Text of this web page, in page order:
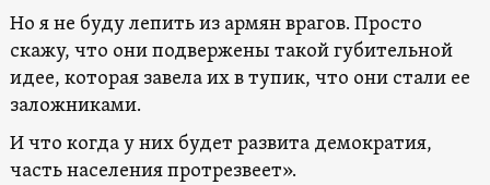
Но я не буду лепить из армян врагов. Просто
скажу, что они подвержены такой губительной
идее, которая завела их в тупик, что они стали ее
заложниками.
И что когда у них будет развита демократия,
часть населения протрезвеет».